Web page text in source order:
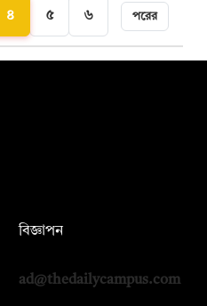
৪ ৫ ৬ পরের
বিজ্ঞাপন
ad@thedailycampus.com